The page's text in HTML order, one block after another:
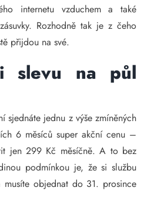
internetu vzduchem a také
Rozhodně tak je z čeho
přijdou na své.
slevu na půl
sjednáte jednu z výše zmíněných
6 měsíců super akční cenu –
jen 299 Kč měsíčně. A to bez
podmínkou je, že si službu
objednat do 31. prosince